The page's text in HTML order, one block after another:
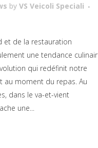
by VS Veicoli Speciali
et de la restauration
une tendance
qui redéfinit notre
au moment du repas. Au
dans le va-et-vient
une...